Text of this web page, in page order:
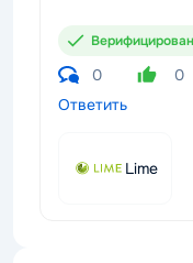
Верифицирован
0 0
Ответить
Lime